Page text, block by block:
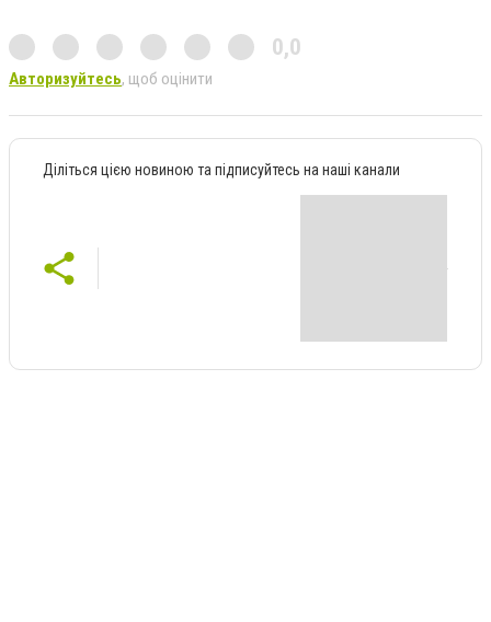
0,0
Авторизуйтесь, щоб оцінити
Діліться цією новиною та підписуйтесь на наші канали